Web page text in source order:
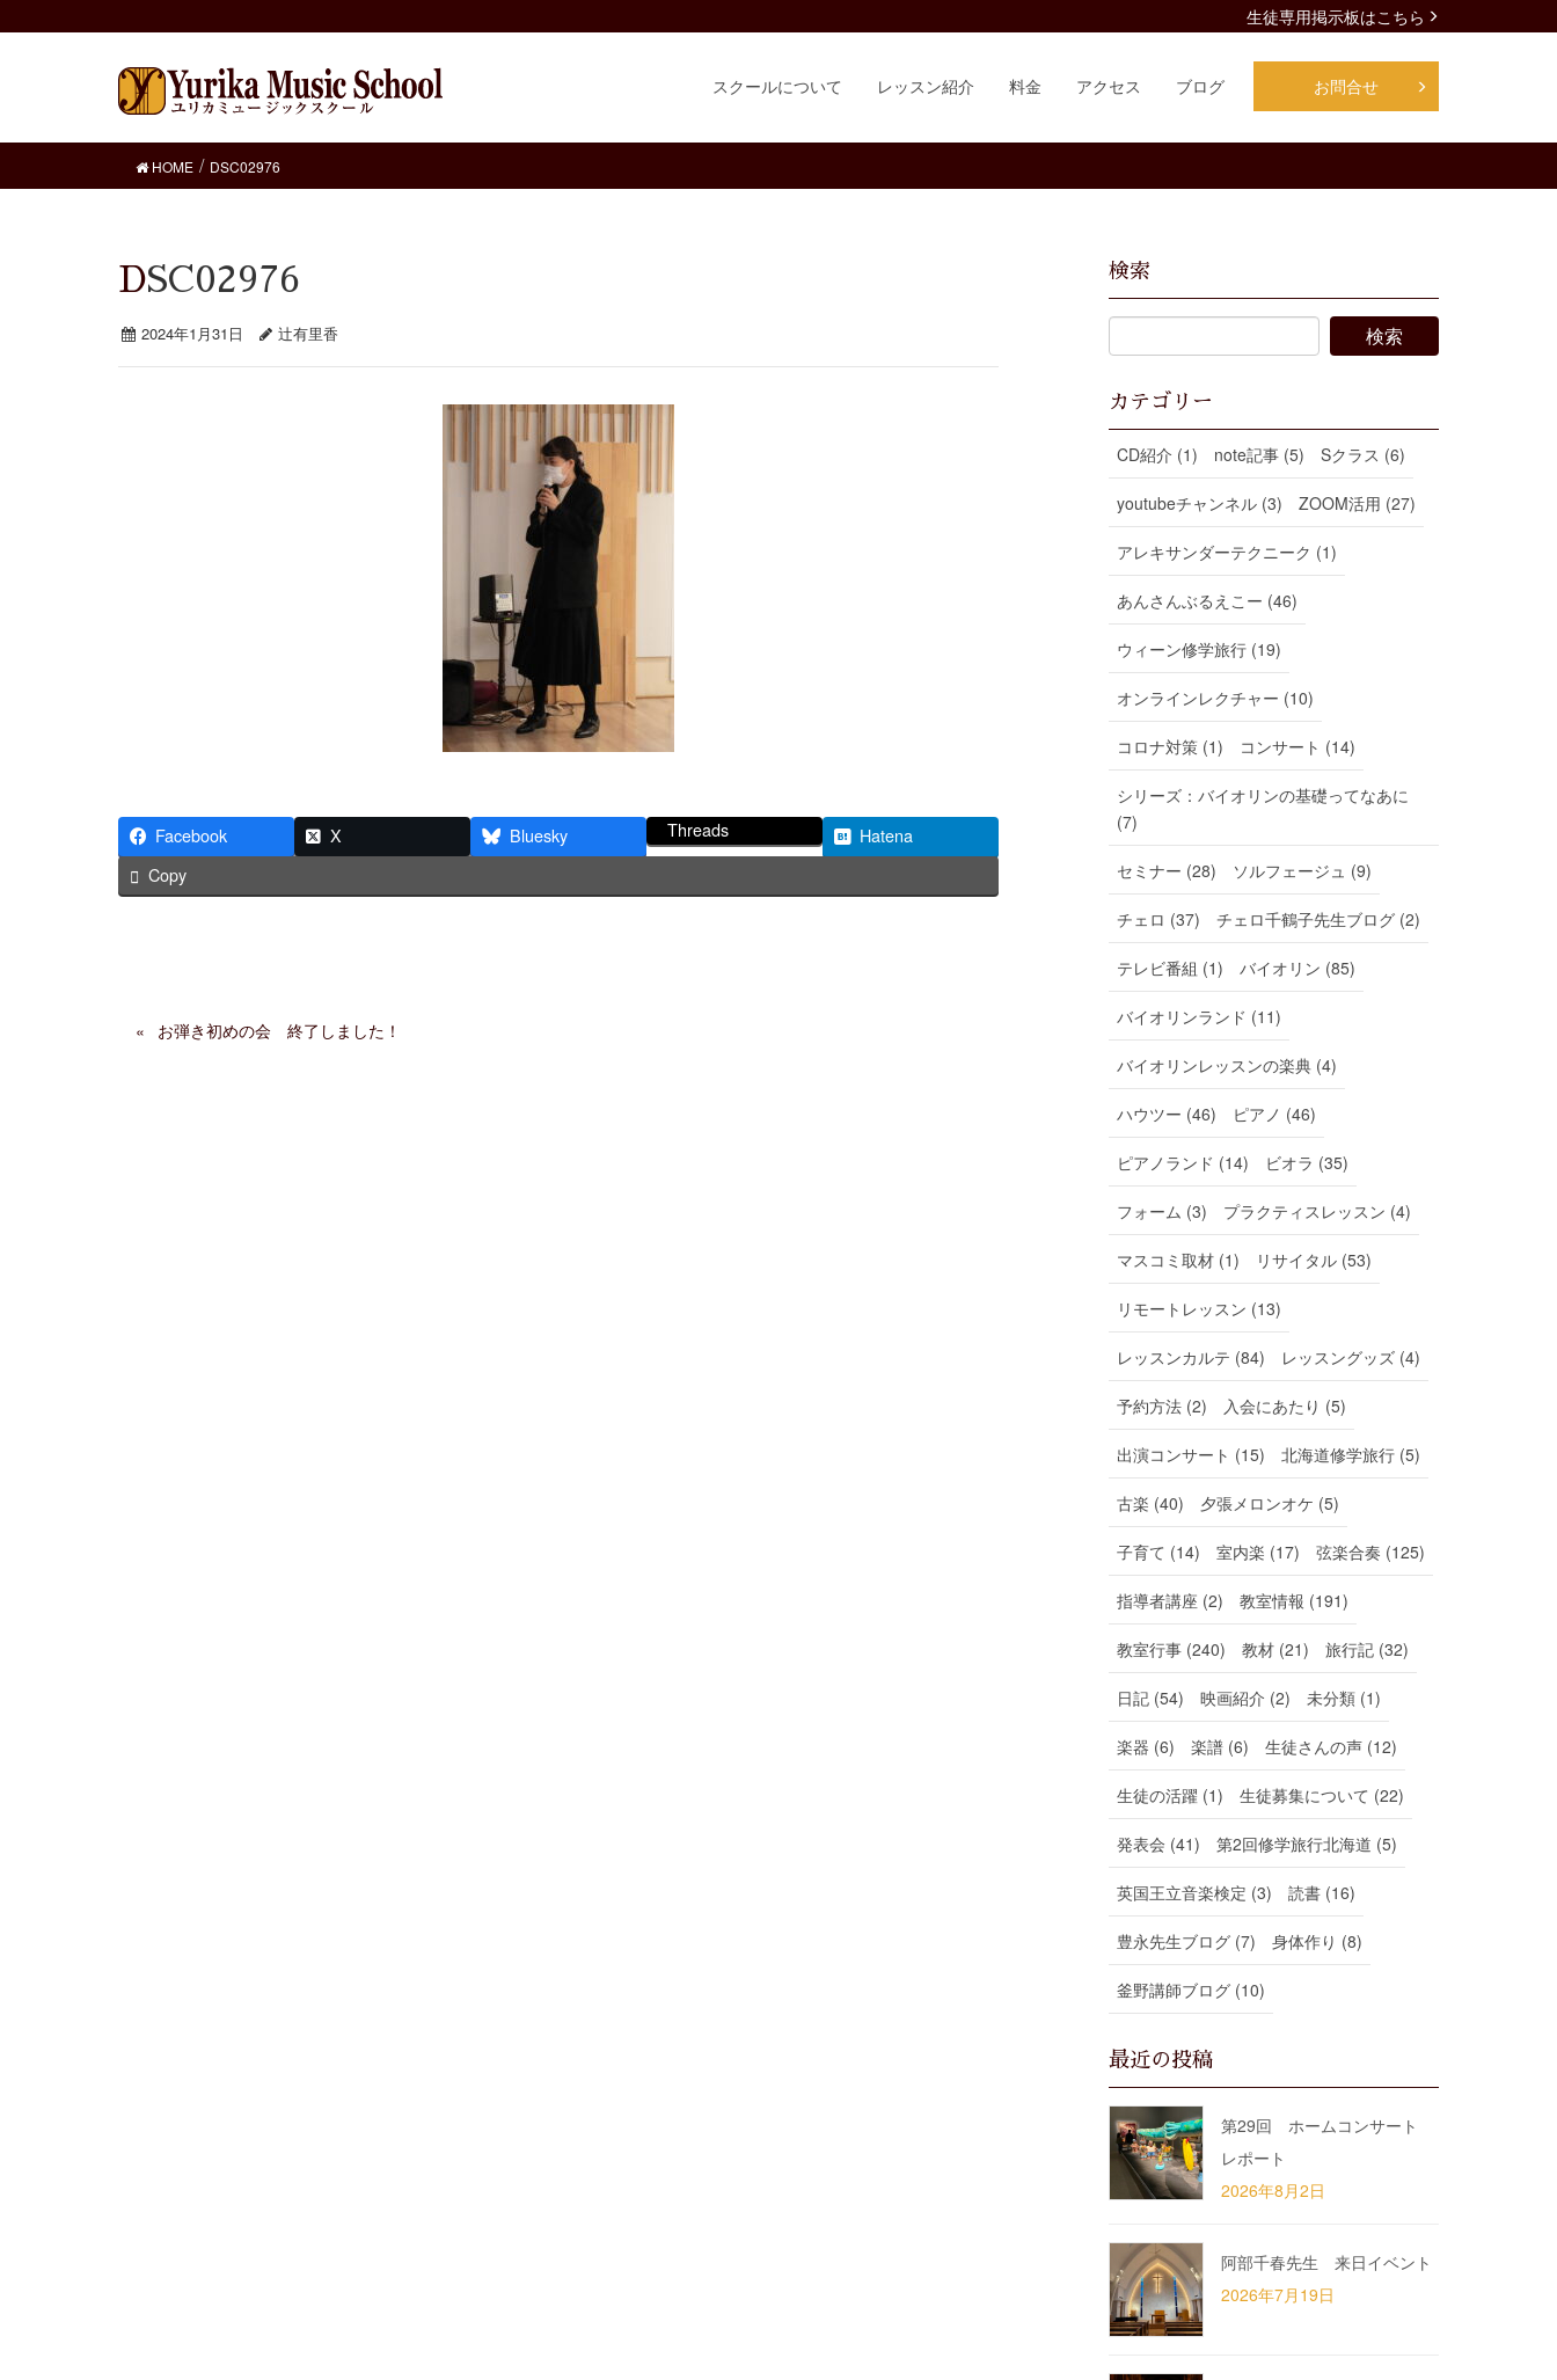
生徒専用掲示板はこちら
スクールについて レッスン紹介 料金 アクセス ブログ お問合せ
HOME DSC02976
DSC02976
2024年1月31日 辻有里香
Facebook X Bluesky Threads
Hatena
Copy
お弾き初めの会 終了しました！
検索
カテゴリー
CD紹介 (1) note記事 (5) Sクラス (6)
youtubeチャンネル (3) ZOOM活用 (27)
アレキサンダーテクニーク (1)
あんさんぶるえこー (46)
ウィーン修学旅行 (19)
オンラインレクチャー (10)
コロナ対策 (1) コンサート (14)
シリーズ：バイオリンの基礎ってなあに
(7)
セミナー (28) ソルフェージュ (9)
チェロ (37) チェロ千鶴子先生ブログ (2)
テレビ番組 (1) バイオリン (85)
バイオリンランド (11)
バイオリンレッスンの楽典 (4)
ハウツー (46) ピアノ (46)
ピアノランド (14) ビオラ (35)
フォーム (3) プラクティスレッスン (4)
マスコミ取材 (1) リサイタル (53)
リモートレッスン (13)
レッスンカルテ (84) レッスングッズ (4)
予約方法 (2) 入会にあたり (5)
出演コンサート (15) 北海道修学旅行 (5)
古楽 (40) 夕張メロンオケ (5)
子育て (14) 室内楽 (17) 弦楽合奏 (125)
指導者講座 (2) 教室情報 (191)
教室行事 (240) 教材 (21) 旅行記 (32)
日記 (54) 映画紹介 (2) 未分類 (1)
楽器 (6) 楽譜 (6) 生徒さんの声 (12)
生徒の活躍 (1) 生徒募集について (22)
発表会 (41) 第2回修学旅行北海道 (5)
英国王立音楽検定 (3) 読書 (16)
豊永先生ブログ (7) 身体作り (8)
釜野講師ブログ (10)
最近の投稿
第29回 ホームコンサート
レポート
2026年8月2日
阿部千春先生 来日イベント
2026年7月19日